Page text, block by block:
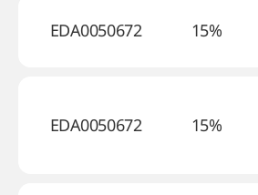
EDA0050672 15%
EDA0050672 15%